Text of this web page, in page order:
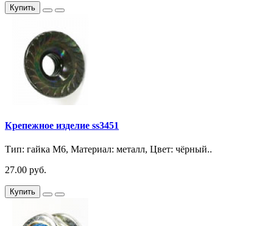
Купить
Крепежное изделие ss3451
Тип: гайка М6, Материал: металл, Цвет: чёрный..
27.00 руб.
Купить